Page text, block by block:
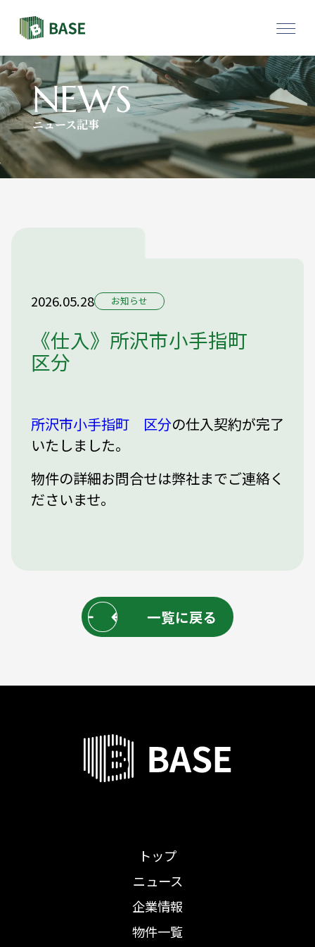
採用情報
お問い合わせ
NEWS
ニュース記事
2026.05.28 お知らせ
《仕入》所沢市小手指町
区分
所沢市小手指町 区分の仕入契約が完了
いたしました。
物件の詳細お問合せは弊社までご連絡く
ださいませ。
一覧に戻る
トップ
ニュース
企業情報
物件一覧